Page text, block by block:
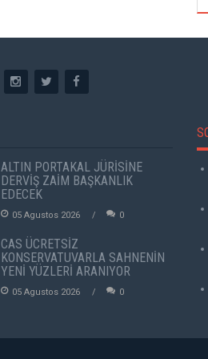
ALTIN PORTAKAL JÜRİSİNE
DERVİŞ ZAİM BAŞKANLIK
EDECEK
05 Agustos 2026 0
CAS ÜCRETSİZ
KONSERVATUVARLA SAHNENİN
YENİ YÜZLERİ ARANIYOR
05 Agustos 2026 0